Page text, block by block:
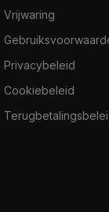
Vrijwaring
Privacybeleid
Cookiebeleid